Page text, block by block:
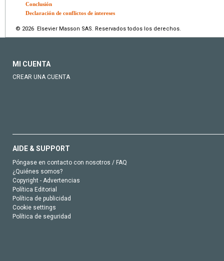
Conclusión
Declaración de conflictos de intereses
© 2026 Elsevier Masson SAS. Reservados todos los derechos.
MI CUENTA
CREAR UNA CUENTA
AIDE & SUPPORT
Póngase en contacto con nosotros / FAQ
¿Quiénes somos?
Copyright - Advertencias
Política Editorial
Política de publicidad
Cookie settings
Política de seguridad